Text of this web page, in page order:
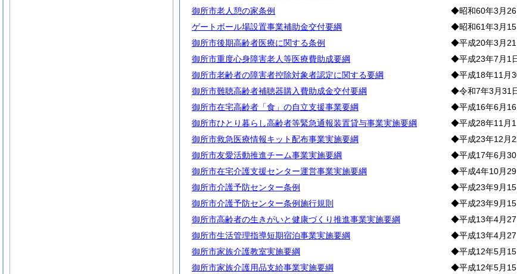
御所市老人憩の家条例
◆昭和60年3月26
ゲートボール場設置事業補助金交付要綱
◆昭和61年3月15
御所市後期高齢者医療に関する条例
◆平成20年3月21
御所市重度心身障害老人等医療費助成要綱
◆平成23年7月1
御所市老齢者の障害者控除対象者認定に関する要綱
◆平成18年11月
御所市難聴高齢者補聴器購入費助成金交付要綱
◆令和7年3月31
御所市在宅高齢者「食」の自立支援事業要綱
◆平成16年6月16
御所市ひとり暮らし高齢者等緊急通報装置貸与事業実施要綱
◆平成28年11月1
御所市救急医療情報キット配布事業実施要綱
◆平成23年12月
御所市友愛活動推進チーム事業実施要綱
◆平成17年6月30
御所市在宅介護支援センター運営事業実施要綱
◆平成4年10月29
御所市介護予防センター条例
◆平成23年9月15
御所市介護予防センター条例施行規則
◆平成23年9月15
御所市高齢者の生きがいと健康づくり推進事業実施要綱
◆平成13年4月27
御所市生活管理指導短期宿泊事業実施要綱
◆平成13年4月27
御所市家族介護教室実施要綱
◆平成12年5月15
御所市家族介護用品支給事業実施要綱
◆平成12年5月15